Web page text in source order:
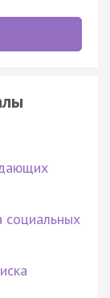
социальных